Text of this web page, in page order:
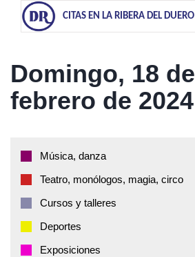
CITAS EN LA RIBERA DEL DUERO
Domingo, 18 de
febrero de 2024
Música, danza
Teatro, monólogos, magia, circo
Cursos y talleres
Deportes
Exposiciones